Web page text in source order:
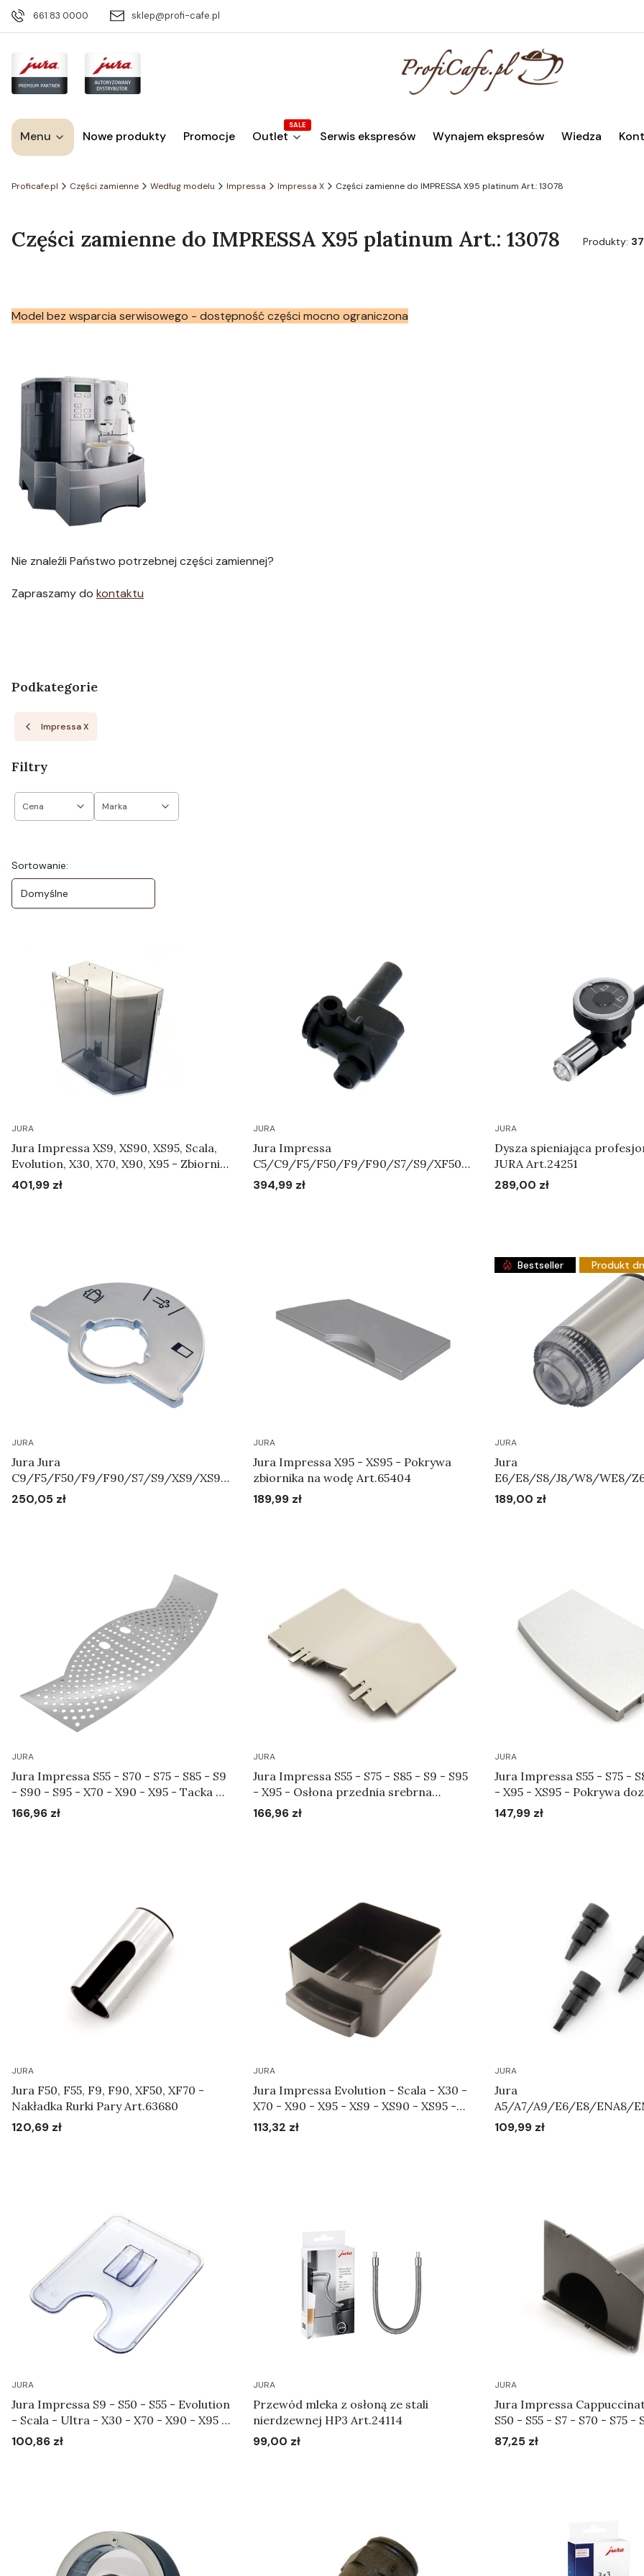
661 83 0000 sklep@profi-cafe.pl
Menu Nowe produkty Promocje Outlet
SALE
Serwis ekspresów Wynajem ekspresów Wiedza
Proficafe.pl Części zamienne Według modelu Impressa Impressa X Części zamienne do IMPRESSA X95 platinum Art.: 13078
Części zamienne do IMPRESSA X95 platinum Art.: 13078 Produkty: 37
Model bez wsparcia serwisowego - dostępność części mocno ograniczona
Nie znaleźli Państwo potrzebnej części zamiennej?
Zapraszamy do kontaktu
Podkategorie
Impressa X
Filtry
Cena Marka
Lista produktów
Sortowanie:
Domyślne
JURA
Jura Impressa XS9, XS90, XS95, Scala,
Evolution, X30, X70, X90, X95 - Zbiornik
na wodę Art.62318
Cena
401,99 zł
JURA
Jura Impressa
C5/C9/F5/F50/F9/F90/S7/S9/XF50/
XS9/XS90/XS95 - Korpus systemu
mleka Art.64606
Cena
394,99 zł
JURA
Dysza spieniająca
JURA Art.24251
Cena
289,00 zł
JURA
Jura Jura
C9/F5/F50/F9/F90/S7/S9/XS9/XS90
/XS95 - Tarcza ze skalą Art.64731
Cena
250,05 zł
JURA
Jura Impressa X95 - XS95 - Pokrywa
zbiornika na wodę Art.65404
Cena
189,99 zł
Bestseller Produkt
JURA
Jura
E6/E8/S8/J8/W8/WE8/
Metalowa dysza
Cena
189,00 zł
JURA
Jura Impressa S55 - S70 - S75 - S85 - S9
- S90 - S95 - X70 - X90 - X95 - Tacka na
filiżanki Art.62210
Cena
166,96 zł
JURA
Jura Impressa S55 - S75 - S85 - S9 - S95
- X95 - Osłona przednia srebrna
Art.65291
Cena
166,96 zł
JURA
Jura Impressa S55 - S75 -
- X95 - XS95 - Pokrywa
srebrna Art.65165
Cena
147,99 zł
JURA
Jura F50, F55, F9, F90, XF50, XF70 -
Nakładka Rurki Pary Art.63680
Cena
120,69 zł
JURA
Jura Impressa Evolution - Scala - X30 -
X70 - X90 - X95 - XS9 - XS90 - XS95 -
Pojemnik na fusy Art. 59096
Cena
113,32 zł
JURA
Jura
A5/A7/A9/E6/E8/ENA8/
Z7/Z9/WE8 - Zestaw
napowietrzających
Cena
109,99 zł
JURA
Jura Impressa S9 - S50 - S55 - Evolution
- Scala - Ultra - X30 - X70 - X90 - X95 -
XS9 - XS90 - XS95 - Pokrywa chroniąca
aromat Art.58585
Cena
100,86 zł
JURA
Przewód mleka z osłoną ze stali
nierdzewnej HP3 Art.24114
Cena
99,00 zł
JURA
Jura Impressa
S50 - S55 - S7 - S70 - S75 -
S90 - S95 - Scala - X70 -
XS9 - XS90 - XS95 -
Cena
87,25 zł